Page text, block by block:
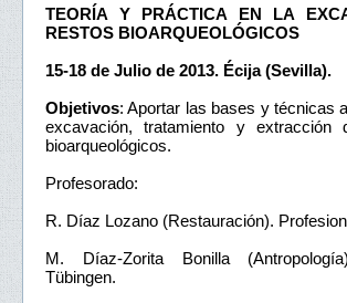
TEORÍA Y PRÁCTICA EN LA
RESTOS BIOARQUEOLÓGICOS
15-18 de Julio de 2013. Écija (Sevilla).
Objetivos: Aportar las bases y técnicas
excavación, tratamiento y extracción
bioarqueológicos.
Profesorado:
R. Díaz Lozano (Restauración).
M. Díaz-Zorita Bonilla
Tübingen.